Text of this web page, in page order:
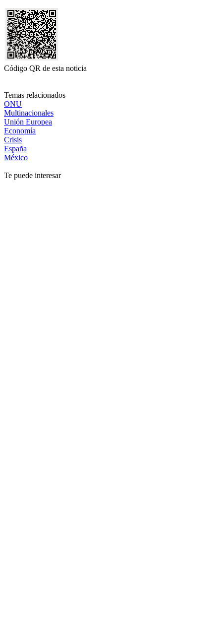
Código QR de esta noticia
Temas relacionados
ONU
Multinacionales
Unión Europea
Economía
Crisis
España
México
Te puede interesar